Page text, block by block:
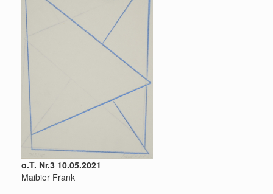
o.T. Nr.3 10.05.2021
Maibier Frank